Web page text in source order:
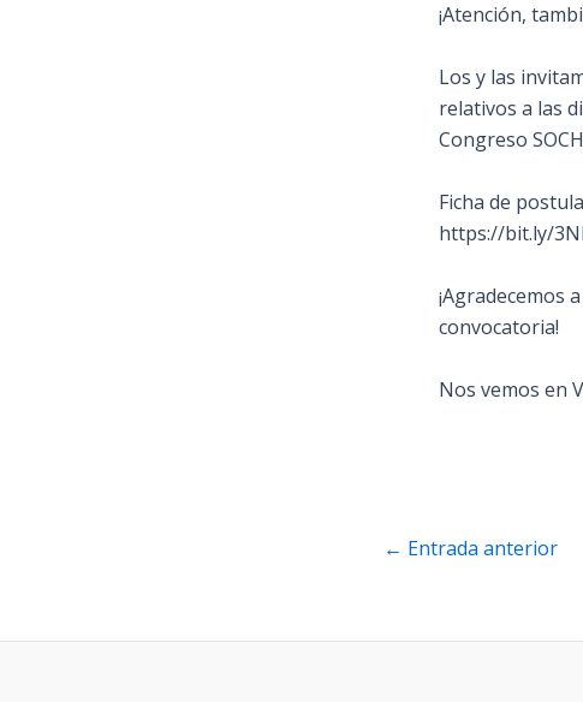
¡Atención,
Los y las
relativos a las
Congreso
Ficha de
https://bit.ly/
¡Agradecemos
convocatoria! ⁣
Nos vemos en
Navegación
← Entrada anterior